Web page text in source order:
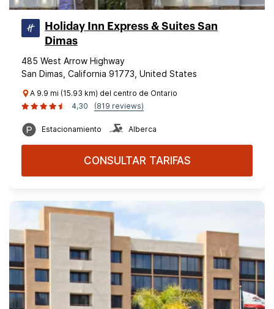
Holiday Inn Express & Suites San
Dimas
485 West Arrow Highway
San Dimas, California 91773, United States
A 9.9 mi (15.93 km) del centro de Ontario
4,30
(819 reviews)
Estacionamiento Alberca
CONSULTAR TARIFAS